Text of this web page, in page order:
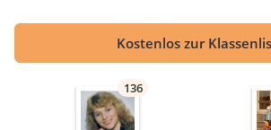
Kostenlos zur
136